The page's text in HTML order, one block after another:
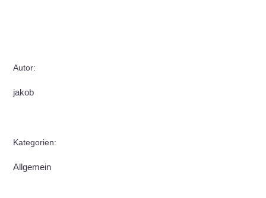
Autor:
jakob
Kategorien:
Allgemein